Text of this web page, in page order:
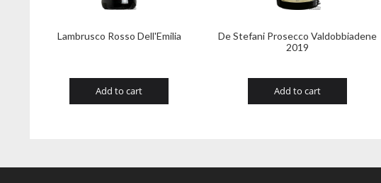
Lambrusco Rosso Dell'Emilia
Add to cart
De Stefani Prosecco Valdobbiadene
2019
Add to cart